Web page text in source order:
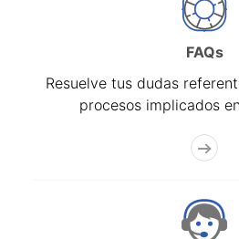
FAQs
Resuelve tus dudas
procesos implicados